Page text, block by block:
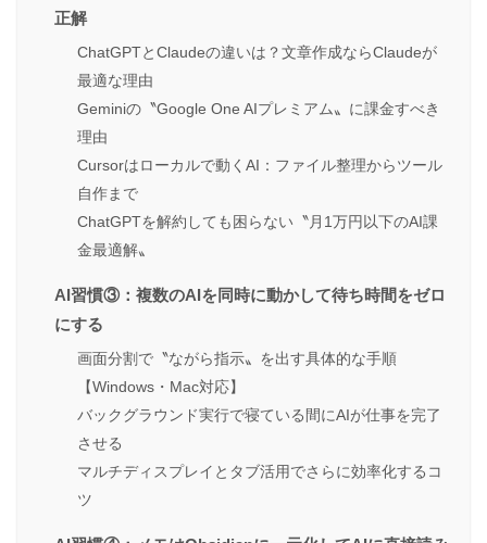
正解
ChatGPTとClaudeの違いは？文章作成ならClaudeが
最適な理由
Geminiの〝Google One AIプレミアム〟に課金すべき
理由
Cursorはローカルで動くAI：ファイル整理からツール
自作まで
ChatGPTを解約しても困らない〝月1万円以下のAI課
金最適解〟
AI習慣③：複数のAIを同時に動かして待ち時間をゼロ
にする
画面分割で〝ながら指示〟を出す具体的な手順
【Windows・Mac対応】
バックグラウンド実行で寝ている間にAIが仕事を完了
させる
マルチディスプレイとタブ活用でさらに効率化するコ
ツ